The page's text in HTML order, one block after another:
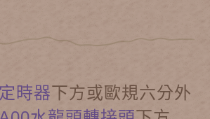
定時器下方或歐規六分外